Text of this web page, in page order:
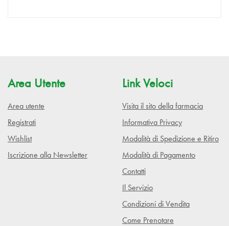
Area Utente
Area utente
Registrati
Wishlist
Iscrizione alla Newsletter
Link Veloci
Visita il sito della farmacia
Informativa Privacy
Modalità di Spedizione e Ritiro
Modalità di Pagamento
Contatti
Il Servizio
Condizioni di Vendita
Come Prenotare